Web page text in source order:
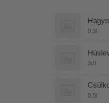
0,3l
3dl
0,5l